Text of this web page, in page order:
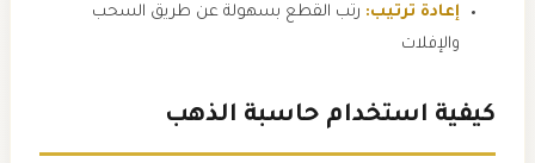
إعادة ترتيب:رتب القطع بسهولة عن طريق السحب
والإفلات
كيفية استخدام حاسبة الذهب